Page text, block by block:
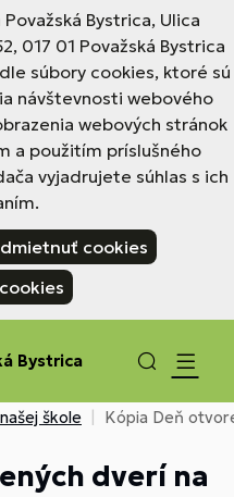
Bystrica, Ulica
017 01 Považská Bystrica
súbory cookies, ktoré sú
návštevnosti webového
webových stránok
a použitím príslušného
vyjadrujete súhlas s ich
cookies
Bystrica
škole Kópia Deň
dverí na